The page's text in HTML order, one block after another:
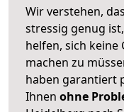
Wir verstehen,
stressig genug
helfen, sich keine
machen zu
haben garantiert
Ihnen ohne